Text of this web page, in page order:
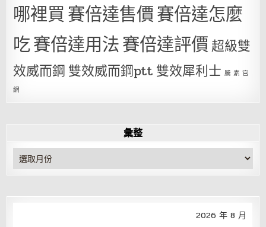
哪裡買賽倍達售價賽倍達怎麼
吃賽倍達用法賽倍達評價超級雙
效威而鋼 雙效威而鋼ptt 雙效犀利士 騰 素 官
網
彙整
彙
整
2026 年 8 月